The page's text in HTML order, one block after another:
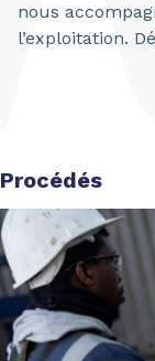
nous
l’exploitation.
Procédés